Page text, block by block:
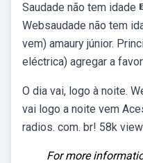
Saudade não tem idade
Websaudade não tem
vem) amaury júnior.
eléctrica) agregar a
O dia vai, logo à noite.
vai logo a noite vem
radios. com. br! 58k
For more